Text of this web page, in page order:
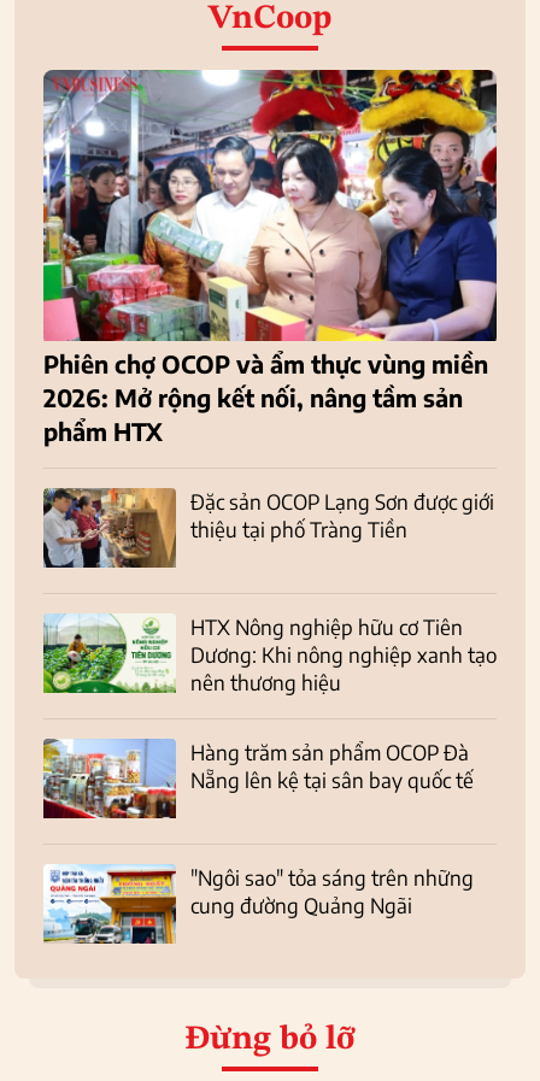
VnCoop
Phiên chợ OCOP và ẩm thực vùng miền
2026: Mở rộng kết nối, nâng tầm sản
phẩm HTX
Đặc sản OCOP Lạng Sơn được giới
thiệu tại phố Tràng Tiền
HTX Nông nghiệp hữu cơ Tiên
Dương: Khi nông nghiệp xanh tạo
nên thương hiệu
Hàng trăm sản phẩm OCOP Đà
Nẵng lên kệ tại sân bay quốc tế
"Ngôi sao" tỏa sáng trên những
cung đường Quảng Ngãi
Đừng bỏ lỡ